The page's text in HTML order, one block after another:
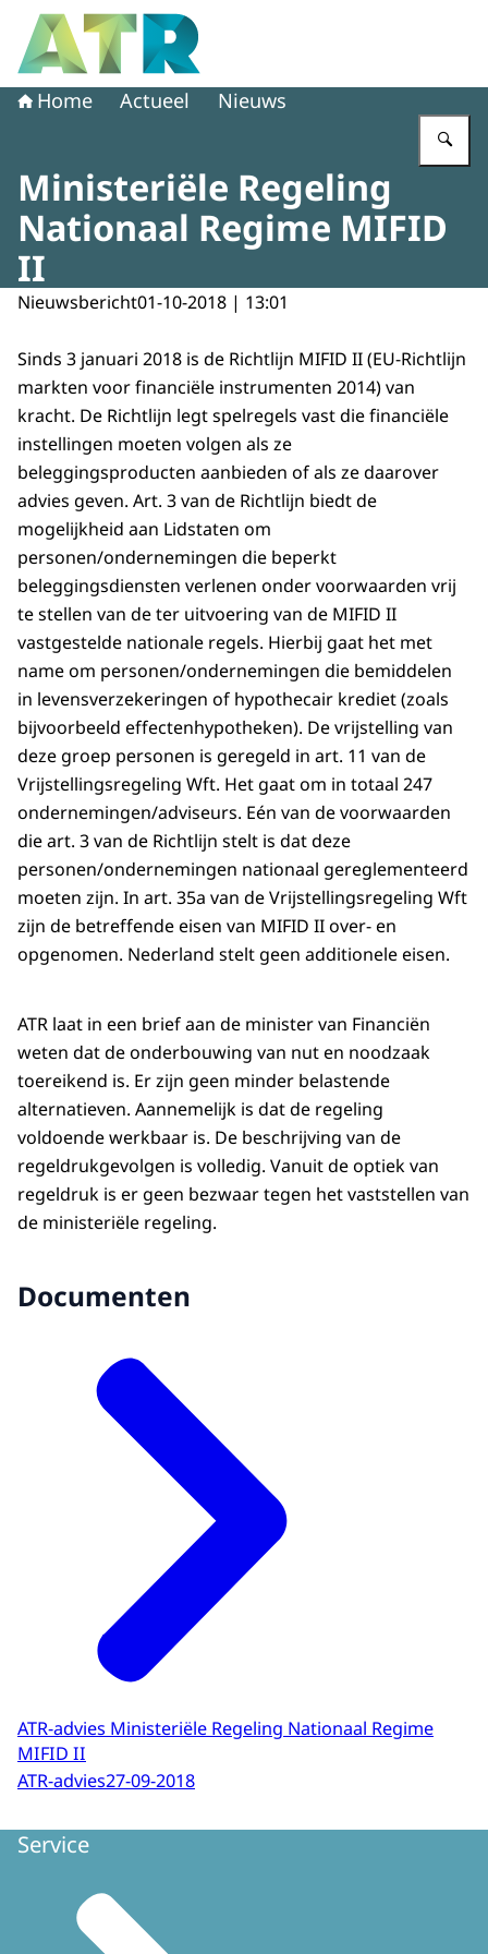
Naar de homepage van Adviescollege toetsing regeldruk
Home Actueel Nieuws
Ministeriële Regeling
Nationaal Regime MIFID
II
Nieuwsbericht01-10-2018 | 13:01
Sinds 3 januari 2018 is de Richtlijn MIFID II (EU-Richtlijn
markten voor financiële instrumenten 2014) van
kracht. De Richtlijn legt spelregels vast die financiële
instellingen moeten volgen als ze
beleggingsproducten aanbieden of als ze daarover
advies geven. Art. 3 van de Richtlijn biedt de
mogelijkheid aan Lidstaten om
personen/ondernemingen die beperkt
beleggingsdiensten verlenen onder voorwaarden vrij
te stellen van de ter uitvoering van de MIFID II
vastgestelde nationale regels. Hierbij gaat het met
name om personen/ondernemingen die bemiddelen
in levensverzekeringen of hypothecair krediet (zoals
bijvoorbeeld effectenhypotheken). De vrijstelling van
deze groep personen is geregeld in art. 11 van de
Vrijstellingsregeling Wft. Het gaat om in totaal 247
ondernemingen/adviseurs. Eén van de voorwaarden
die art. 3 van de Richtlijn stelt is dat deze
personen/ondernemingen nationaal gereglementeerd
moeten zijn. In art. 35a van de Vrijstellingsregeling Wft
zijn de betreffende eisen van MIFID II over- en
opgenomen. Nederland stelt geen additionele eisen.
ATR laat in een brief aan de minister van Financiën
weten dat de onderbouwing van nut en noodzaak
toereikend is. Er zijn geen minder belastende
alternatieven. Aannemelijk is dat de regeling
voldoende werkbaar is. De beschrijving van de
regeldrukgevolgen is volledig. Vanuit de optiek van
regeldruk is er geen bezwaar tegen het vaststellen van
de ministeriële regeling.
Documenten
ATR-advies Ministeriële Regeling Nationaal Regime
MIFID II
ATR-advies27-09-2018
Service